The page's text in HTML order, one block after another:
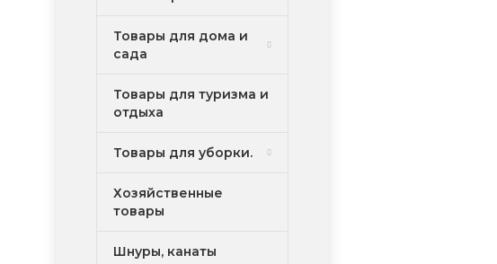
Товары для дома и
сада
Товары для туризма и
отдыха
Товары для уборки.
Хозяйственные
товары
Шнуры, канаты